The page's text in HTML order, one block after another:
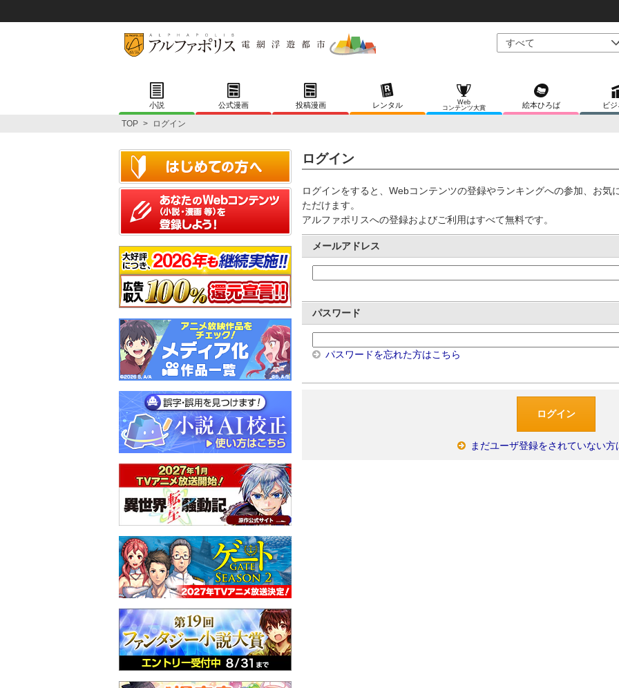
小説 公式漫画 投稿漫画 レンタル
Web
コンテンツ大賞
絵本ひろば ビ
TOP > ログイン
ログイン
ログインをすると、Webコンテンツの登録やランキングへの参加、お気
ただけます。
アルファポリスへの登録およびご利用はすべて無料です。
メールアドレス
パスワード
パスワードを忘れた方はこちら
まだユーザ登録をされていない方